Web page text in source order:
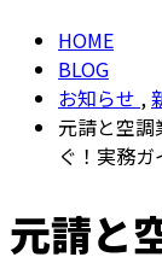
HOME
BLOG
お知らせ ,
元請と空
ぐ！実務
元請と